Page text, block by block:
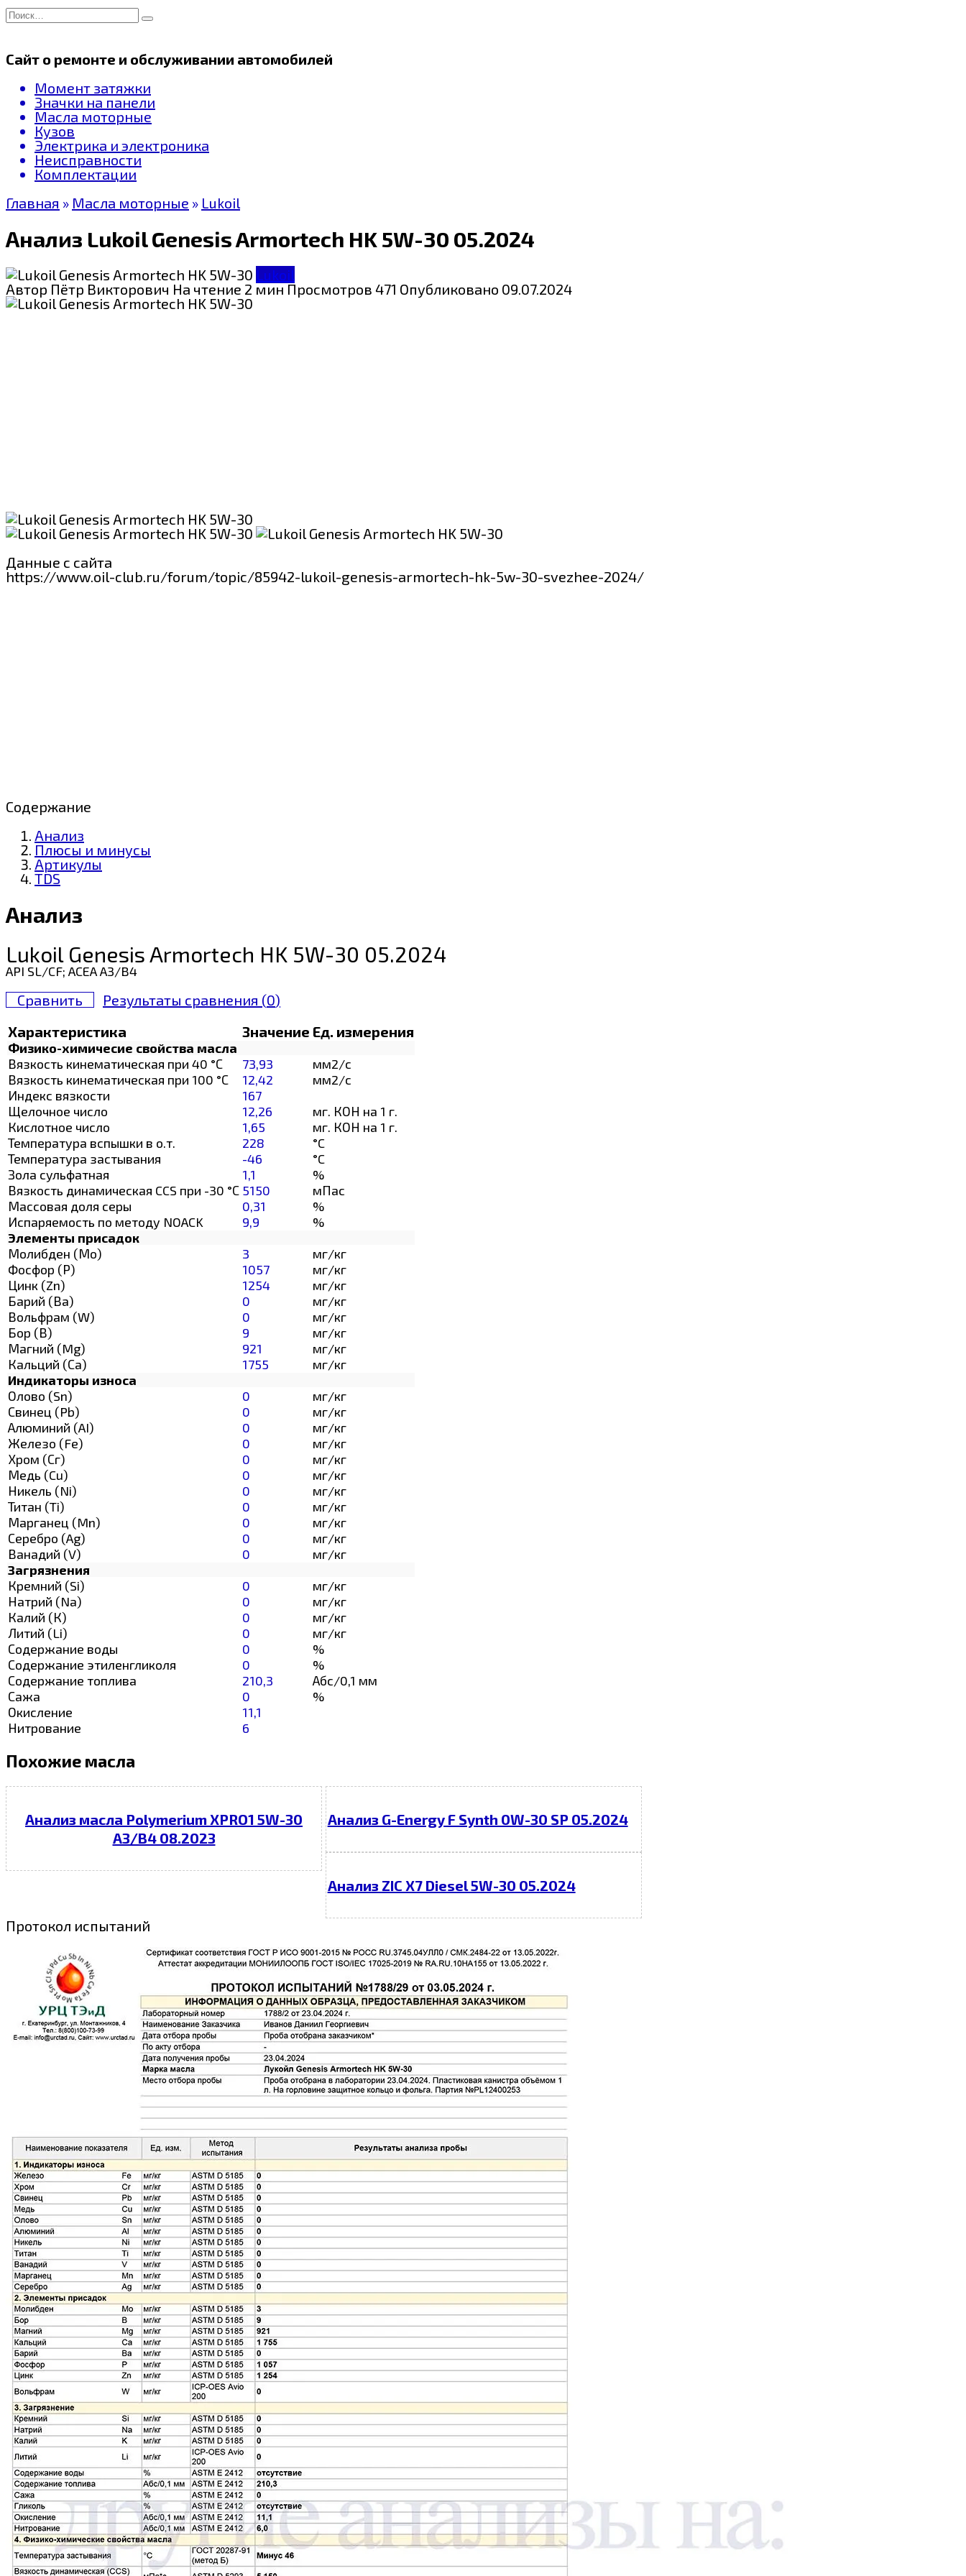
Перейти
к
Search
for:
Сайт о ремонте и обслуживании автомобилей
Момент затяжки
Значки на панели
Масла моторные
Кузов
Электрика и электроника
Неисправности
Комплектации
Главная » Масла моторные » Lukoil
Анализ Lukoil Genesis Armortech HK 5W-30 05.2024
Lukoil
Автор Пётр Викторович На чтение 2 минПросмотров 471 Опубликовано 09.07.2024
Данные с сайта
https://www.oil-club.ru/forum/topic/85942-lukoil-genesis-armortech-hk-5w-30-svezhee-2024/
Содержание
Анализ
Плюсы и минусы
Артикулы
TDS
Анализ
Lukoil Genesis Armortech HK 5W-30 05.2024
API SL/CF; ACEA A3/B4
Сравнить Результаты сравнения (0)
Характеристика
Значение Ед. измерения
Физико-химичесие свойства масла
Вязкость кинематическая при 40 °С
73,93
мм2/с
Вязкость кинематическая при 100 °С
12,42
мм2/с
Индекс вязкости
167
Щелочное число
12,26
мг. КОН на 1 г.
Кислотное число
1,65
мг. КОН на 1 г.
Температура вспышки в о.т.
228
°C
Температура застывания
-46
°C
Зола сульфатная
1,1
%
Вязкость динамическая CCS при -30 °С 5150
мПас
Массовая доля серы
0,31
%
Испаряемость по методу NOACK
9,9
%
Элементы присадок
Молибден (Мо)
3
мг/кг
Фосфор (Р)
1057
мг/кг
Цинк (Zn)
1254
мг/кг
Барий (Ва)
0
мг/кг
Вольфрам (W)
0
мг/кг
Бор (В)
9
мг/кг
Магний (Mg)
921
мг/кг
Кальций (Са)
1755
мг/кг
Индикаторы износа
Олово (Sn)
0
мг/кг
Свинец (Pb)
0
мг/кг
Алюминий (AI)
0
мг/кг
Железо (Fe)
0
мг/кг
Хром (Сг)
0
мг/кг
Медь (Cu)
0
мг/кг
Никель (Ni)
0
мг/кг
Титан (Ti)
0
мг/кг
Марганец (Mn)
0
мг/кг
Серебро (Ag)
0
мг/кг
Ванадий (V)
0
мг/кг
Загрязнения
Кремний (Si)
0
мг/кг
Натрий (Na)
0
мг/кг
Калий (К)
0
мг/кг
Литий (Li)
0
мг/кг
Содержание воды
0
%
Содержание этиленгликоля
0
%
Содержание топлива
210,3
Абс/0,1 мм
Сажа
0
%
Окисление
11,1
Нитрование
6
Похожие масла
Анализ масла Polymerium XPRO1 5W-30
A3/B4 08.2023
Анализ G-Energy F Synth 0W-30 SP 05.2024
Анализ ZIC X7 Diesel 5W-30 05.2024
Протокол испытаний